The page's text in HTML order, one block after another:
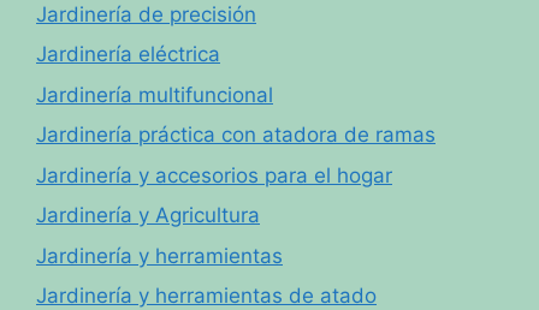
Jardinería de precisión
Jardinería eléctrica
Jardinería multifuncional
Jardinería práctica con atadora de ramas
Jardinería y accesorios para el hogar
Jardinería y Agricultura
Jardinería y herramientas
Jardinería y herramientas de atado